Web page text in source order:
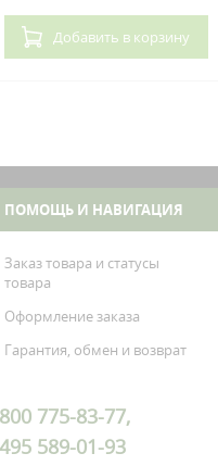
Добавить в корзину
ПОМОЩЬ И НАВИГАЦИЯ
Заказ товара и статусы
товара
Оформление заказа
Гарантия, обмен и возврат
775-83-77,
589-01-93